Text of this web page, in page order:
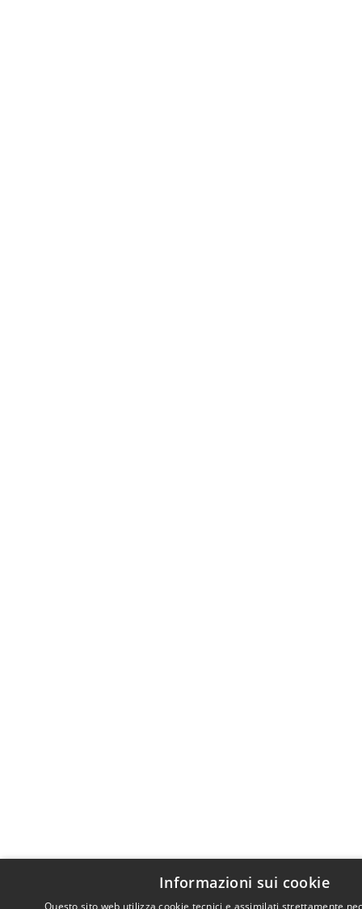
Informazioni sui cookie
Questo sito web utilizza cookie tecnici e assimilati strettamente